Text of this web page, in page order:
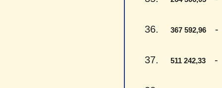
36. 367 592,96 -
37. 511 242,33 -